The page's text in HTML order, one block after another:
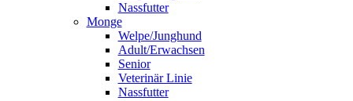
Nassfutter
Monge
Welpe/Junghund
Adult/Erwachsen
Senior
Veterinär Linie
Nassfutter